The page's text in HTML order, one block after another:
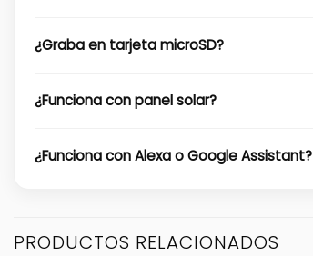
¿Graba en tarjeta microSD?
¿Funciona con panel solar?
¿Funciona con Alexa o Google Assistant?
PRODUCTOS RELACIONADOS